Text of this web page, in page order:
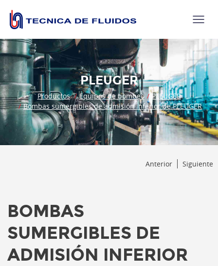
PLEUGER
Productos Equipos de bombeo
PLEUGER
Bombas sumergibles de admisión inferior de PLEUGER
Anterior Siguiente
BOMBAS
SUMERGIBLES DE
ADMISIÓN INFERIOR